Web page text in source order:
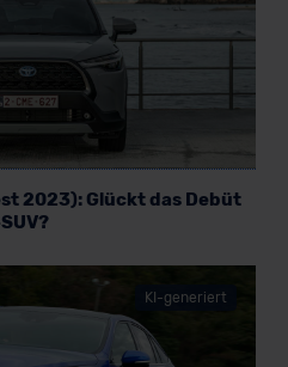
2023): Glückt das Debüt
KI-generiert